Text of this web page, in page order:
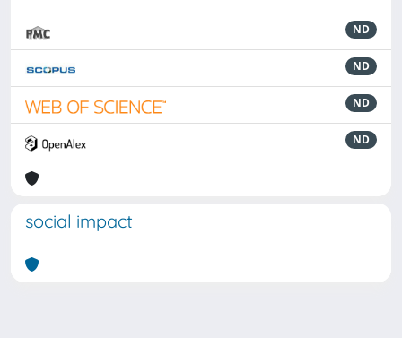
ND
ND
ND
ND
social impact